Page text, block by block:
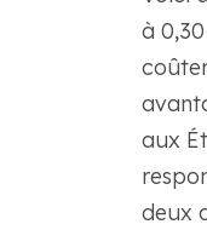
à
aux
deux